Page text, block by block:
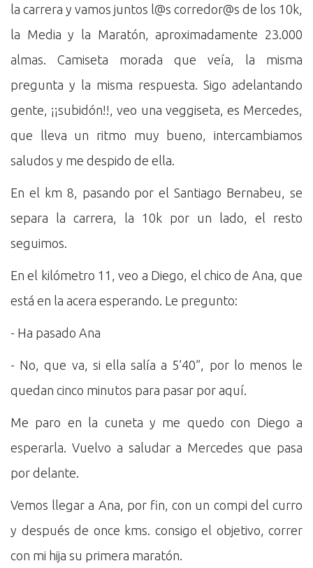
la carrera y vamos juntos l@s corredor@s de los 10k,
la Media y la Maratón, aproximadamente 23.000
almas. Camiseta morada que veía, la misma
pregunta y la misma respuesta. Sigo adelantando
gente, ¡¡subidón!!, veo una veggiseta, es Mercedes,
que lleva un ritmo muy bueno, intercambiamos
saludos y me despido de ella.
En el km 8, pasando por el Santiago Bernabeu, se
separa la carrera, la 10k por un lado, el resto
seguimos.
En el kilómetro 11, veo a Diego, el chico de Ana, que
está en la acera esperando. Le pregunto:
- Ha pasado Ana
- No, que va, si ella salía a 5’40”, por lo menos le
quedan cinco minutos para pasar por aquí.
Me paro en la cuneta y me quedo con Diego a
esperarla. Vuelvo a saludar a Mercedes que pasa
por delante.
Vemos llegar a Ana, por fin, con un compi del curro
y después de once kms. consigo el objetivo, correr
con mi hija su primera maratón.